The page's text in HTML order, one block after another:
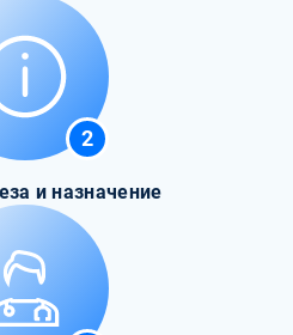
2
и назначение